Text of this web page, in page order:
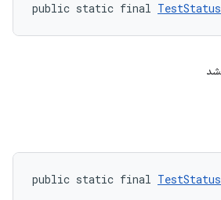
public static final TestStatus
public static final TestStatus